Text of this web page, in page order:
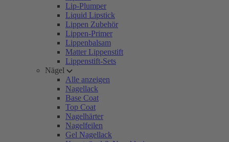
Lip-Plumper
Liquid Lipstick
Lippen Zubehör
Lippen-Primer
Lippenbalsam
Matter Lippenstift
Lippenstift-Sets
Nägel
Alle anzeigen
Nagellack
Base Coat
Top Coat
Nagelhärter
Nagelfeilen
Gel Nagellack